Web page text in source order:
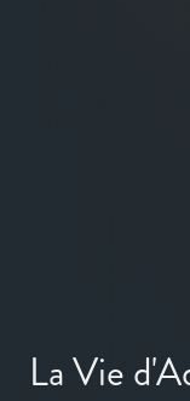
La Vie